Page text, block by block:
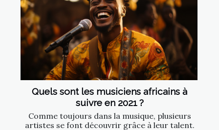
Quels sont les musiciens africains à
suivre en 2021 ?
Comme toujours dans la musique, plusieurs
artistes se font découvrir grâce à leur talent.